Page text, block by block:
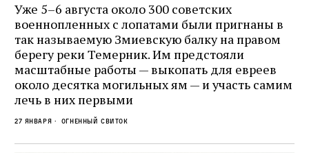
Уже 5–6 августа около 300 советских
военнопленных с лопатами были пригнаны в
так называемую Змиевскую балку на правом
берегу реки Темерник. Им предстояли
масштабные работы — выкопать для евреев
около десятка могильных ям — и участь самим
лечь в них первыми
27 января Огненный свиток